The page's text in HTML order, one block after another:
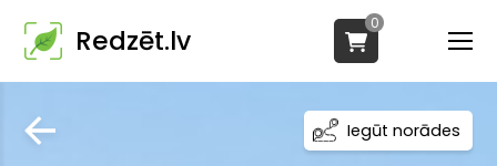
Redzēt.lv
0
Iegūt norādes